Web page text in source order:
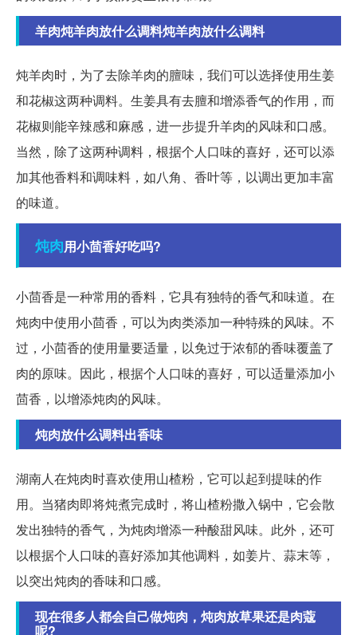
羊肉炖羊肉放什么调料炖羊肉放什么调料
炖羊肉时，为了去除羊肉的膻味，我们可以选择使用生姜
和花椒这两种调料。生姜具有去膻和增添香气的作用，而
花椒则能辛辣感和麻感，进一步提升羊肉的风味和口感。
当然，除了这两种调料，根据个人口味的喜好，还可以添
加其他香料和调味料，如八角、香叶等，以调出更加丰富
的味道。
炖肉用小茴香好吃吗?
小茴香是一种常用的香料，它具有独特的香气和味道。在
炖肉中使用小茴香，可以为肉类添加一种特殊的风味。不
过，小茴香的使用量要适量，以免过于浓郁的香味覆盖了
肉的原味。因此，根据个人口味的喜好，可以适量添加小
茴香，以增添炖肉的风味。
炖肉放什么调料出香味
湖南人在炖肉时喜欢使用山楂粉，它可以起到提味的作
用。当猪肉即将炖煮完成时，将山楂粉撒入锅中，它会散
发出独特的香气，为炖肉增添一种酸甜风味。此外，还可
以根据个人口味的喜好添加其他调料，如姜片、蒜末等，
以突出炖肉的香味和口感。
现在很多人都会自己做炖肉，炖肉放草果还是肉蔻
呢?